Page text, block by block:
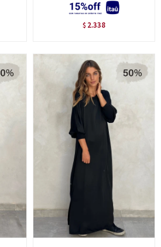
$ 2.338